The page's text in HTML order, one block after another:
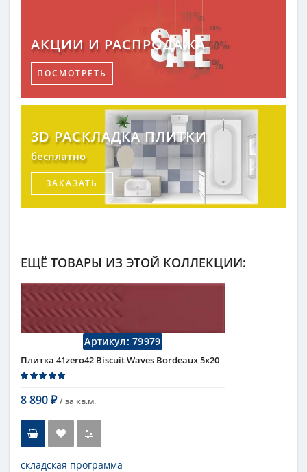
АКЦИИ И РАСПРОДАЖА
ПОСМОТРЕТЬ
3D РАСКЛАДКА ПЛИТКИ
бесплатно
ЗАКАЗАТЬ
ЕЩЁ ТОВАРЫ ИЗ ЭТОЙ КОЛЛЕКЦИИ:
Артикул:79979
Плитка 41zero42 Biscuit Waves Bordeaux 5х20
8 890 ₽ / за кв.м.
складская программа